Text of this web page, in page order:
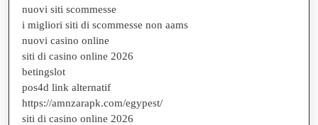
nuovi siti scommesse
i migliori siti di scommesse non aams
nuovi casino online
siti di casino online 2026
betingslot
pos4d link alternatif
https://amnzarapk.com/egypest/
siti di casino online 2026